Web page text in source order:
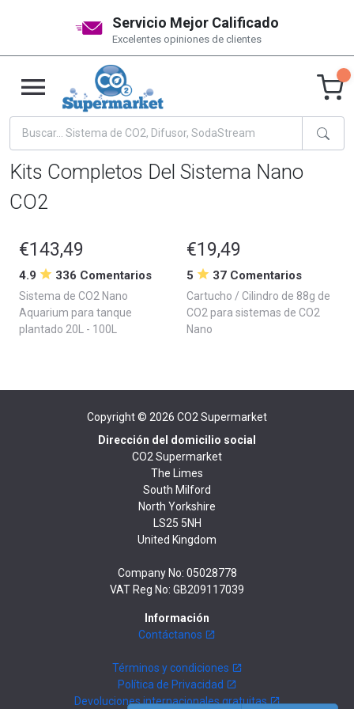
Servicio Mejor Calificado
Excelentes opiniones de clientes
Kits Completos Del Sistema Nano
CO2
€143,49
4.9 336 Comentarios
Sistema de CO2 Nano
Aquarium para tanque
plantado 20L - 100L
€19,49
5 37 Comentarios
Cartucho / Cilindro de 88g de
CO2 para sistemas de CO2
Nano
Copyright © 2026 CO2 Supermarket
Dirección del domicilio social
CO2 Supermarket
The Limes
South Milford
North Yorkshire
LS25 5NH
United Kingdom
Company No: 05028778
VAT Reg No: GB209117039
Información
Contáctanos
Términos y condiciones
Política de Privacidad
Devoluciones internacionales gratuitas